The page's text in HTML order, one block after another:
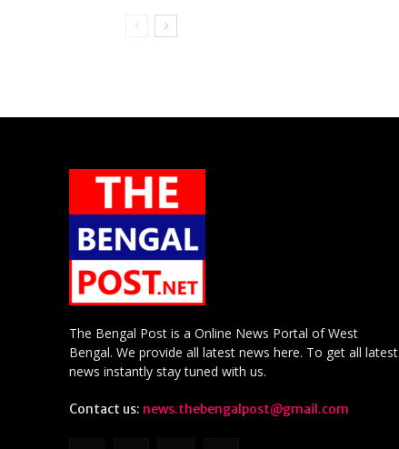
The Bengal Post is a Online News Portal of West
Bengal. We provide all latest news here. To get all latest
news instantly stay tuned with us.
Contact us: news.thebengalpost@gmail.com